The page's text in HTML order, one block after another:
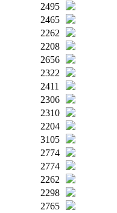
2495
2465
2262
2208
2656
2322
2411
2306
2310
2204
3105
2774
2774
2262
2298
2765